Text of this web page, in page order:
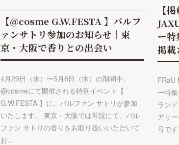
【@cosme G.W.FESTA 】パルフ
ァンサトリ参加のお知らせ｜東
京・大阪で香りとの出会い
4月29日（水）〜5月6日（水）の期間中、
@cosmeにて開催される特別イベント【
G.W.FESTA 】に、パルファン サトリが参加
いたします。 東京・大阪では常設にて、パル
ファン サトリの香りをお取り扱いいただいて
お…
【
ー特
掲載
FRaU
ー特
ラン
アリ
号で